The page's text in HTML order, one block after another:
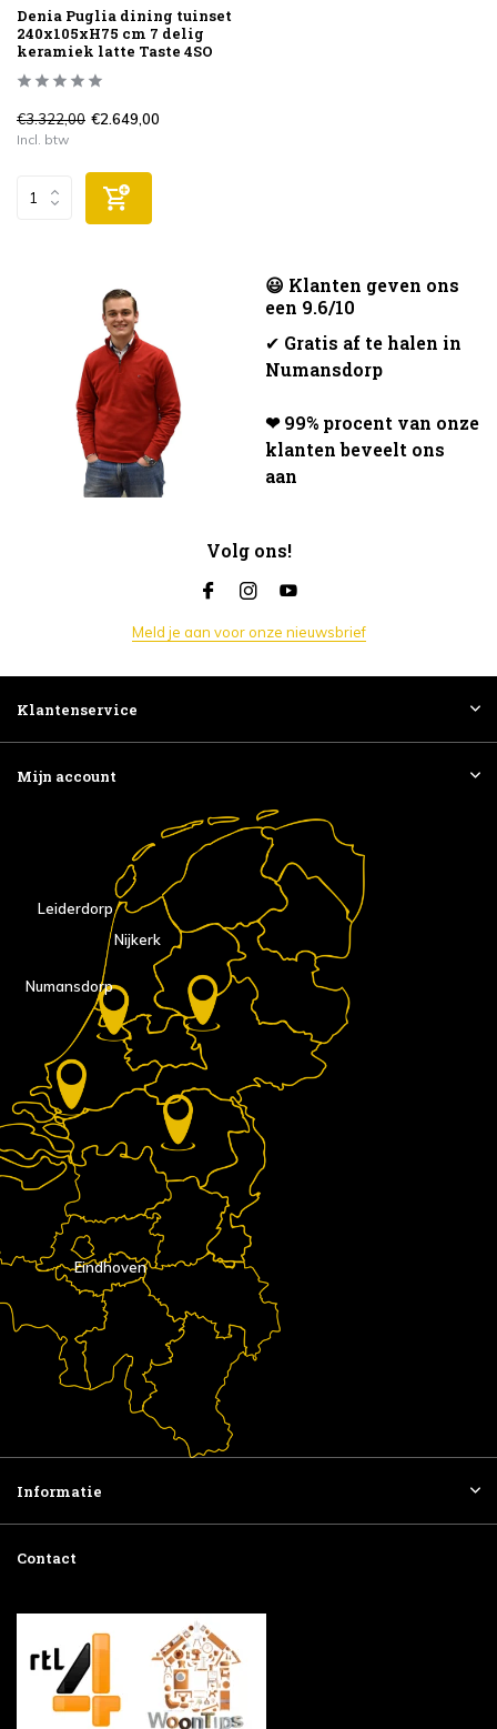
Denia Puglia dining tuinset
240x105xH75 cm 7 delig
keramiek latte Taste 4SO
€3.322,00 €2.649,00
Incl. btw
😃 Klanten geven ons
een 9.6/10
✔ Gratis af te halen in
Numansdorp
❤ 99% procent van onze
klanten beveelt ons
aan
Volg ons!
Meld je aan voor onze nieuwsbrief
Klantenservice
Mijn account
Eindhoven
Nijkerk
Numansdorp
Leiderdorp
Informatie
Contact